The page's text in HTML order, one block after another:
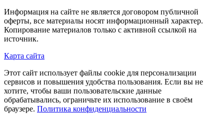
Информация на сайте не является договором публичной
оферты, все материалы носят информационный характер.
Копирование материалов только с активной ссылкой на
источник.
Карта сайта
Этот сайт использует файлы cookie для персонализации
сервисов и повышения удобства пользования. Если вы не
хотите, чтобы ваши пользовательские данные
обрабатывались, ограничьте их использование в своём
браузере. Политика конфиденциальности